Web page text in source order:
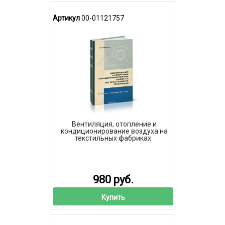
Артикул00-01121757
Вентиляция, отопление и
кондиционирование воздуха на
текстильных фабриках
980 руб.
Купить